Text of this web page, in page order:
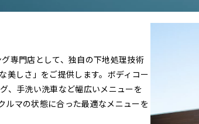
専門店として、独自の下地処理技術
美しさ」をご提供します。ボディコー
、手洗い洗車など幅広いメニューを
ルマの状態に合った最適なメニューを